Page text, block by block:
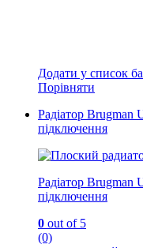
Додати у список
Порівняти
Радіатор Brugman
підключення
Радіатор Brugman
підключення
0 out of 5
(0)